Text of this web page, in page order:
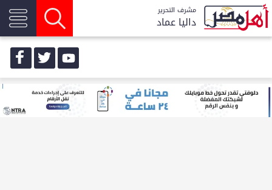
مشرف التحرير
داليا عماد